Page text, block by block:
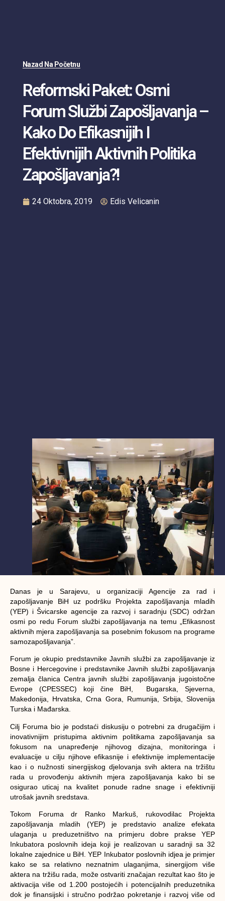
Nazad Na Početnu
Reformski Paket: Osmi
Forum Službi Zapošljavanja –
Kako Do Efikasnijih I
Efektivnijih Aktivnih Politika
Zapošljavanja?!
24 Oktobra, 2019 Edis Velicanin
Danas je u Sarajevu, u organizaciji Agencije za rad i
zapošljavanje BiH uz podršku Projekta zapošljavanja mladih
(YEP) i Švicarske agencije za razvoj i saradnju (SDC) održan
osmi po redu Forum službi zapošljavanja na temu „Efikasnost
aktivnih mjera zapošljavanja sa posebnim fokusom na programe
samozapošljavanja”.
Forum je okupio predstavnike Javnih službi za zapošljavanje iz
Bosne i Hercegovine i predstavnike Javnih službi zapošljavanja
zemalja članica Centra javnih službi zapošljavanja jugoistočne
Evrope (CPESSEC) koji čine BiH, Bugarska, Sjeverna,
Makedonija, Hrvatska, Crna Gora, Rumunija, Srbija, Slovenija
Turska i Mađarska.
Cilj Foruma bio je podstaći diskusiju o potrebni za drugačijim i
inovativnijim pristupima aktivnim politikama zapošljavanja sa
fokusom na unapređenje njihovog dizajna, monitoringa i
evaluacije u cilju njihove efikasnije i efektivnije implementacije
kao i o nužnosti sinergijskog djelovanja svih aktera na tržištu
rada u provođenju aktivnih mjera zapošljavanja kako bi se
osigurao uticaj na kvalitet ponude radne snage i efektivniji
utrošak javnih sredstava.
Tokom Foruma dr Ranko Markuš, rukovodilac Projekta
zapošljavanja mladih (YEP) je predstavio analize efekata
ulaganja u preduzetništvo na primjeru dobre prakse YEP
Inkubatora poslovnih ideja koji je realizovan u saradnji sa 32
lokalne zajednice u BiH. YEP Inkubator poslovnih idjea je primjer
kako se sa relativno neznatnim ulaganjima, sinergijom više
aktera na tržišu rada, može ostvariti značajan rezultat kao što je
aktivacija više od 1.200 postojećih i potencijalnih preduzetnika
dok je finansijski i stručno podržao pokretanje i razvoj više od